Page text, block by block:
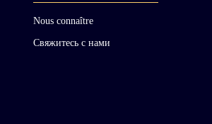
Nous connaître
Свяжитесь с нами